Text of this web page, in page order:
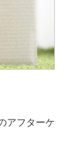
アフターケ